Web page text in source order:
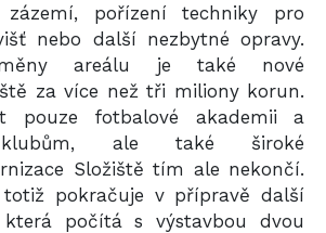
zázemí, pořízení techniky pro
nebo další nezbytné opravy.
areálu je také nové
za více než tři miliony korun.
pouze fotbalové akademii a
klubům, ale také široké
Složiště tím ale nekončí.
totiž pokračuje v přípravě další
která počítá s výstavbou dvou